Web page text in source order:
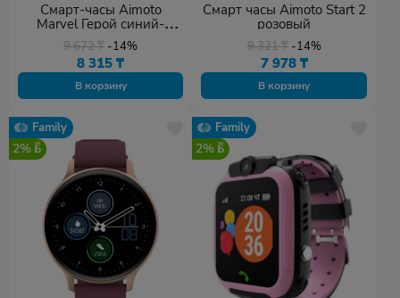
Смарт-часы Aimoto
Marvel Герой синий-
черный
9 672₸ -14%
8 315₸
В корзину
Смарт часы Aimoto Start 2
розовый
9 321₸ -14%
7 978 ₸
В корзину
Family
2%
Family
2%